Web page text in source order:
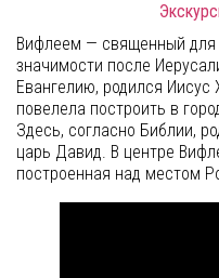
Вифлеем — священный для
значимости после
Евангелию, родился
повелела построить в
Здесь, согласно Библии,
царь Давид. В центре
построенная над местом